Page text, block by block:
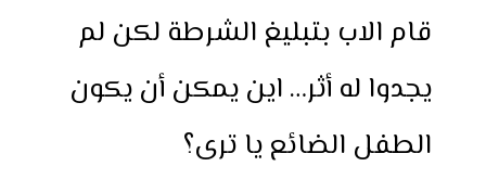
قام الاب بتبليغ الشرطة لكن لم
يجدوا له أثر… اين يمكن أن يكون
الطفل الضائع يا ترى؟